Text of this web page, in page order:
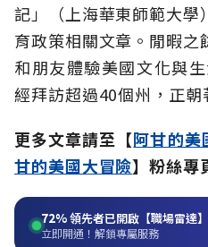
記」（上海華東師範大學
育政策相關文章。閒暇之
和朋友體驗美國文化與
經拜訪超過40個州，正朝
更多文章請至【阿甘的美
甘的美國大冒險】粉絲專
72%領先者已開啟【職場雷達】
立即開通！解鎖專屬服務